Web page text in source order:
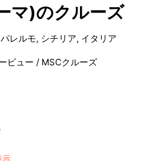
マ)のクルーズ
パレルモ, シチリア, イタリア
ビュー / MSCクルーズ
示